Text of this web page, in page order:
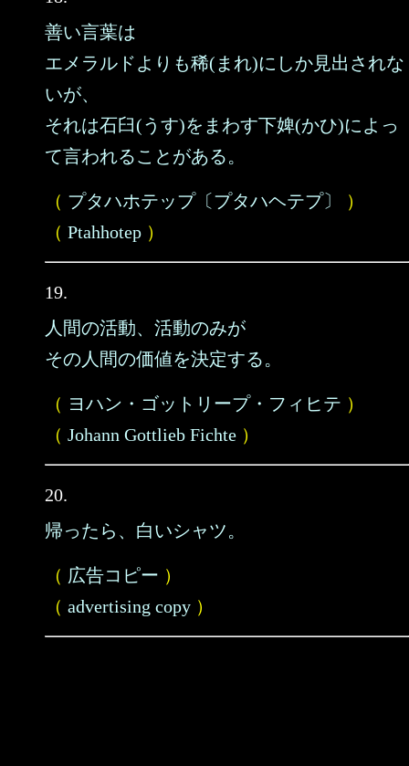
善い言葉は
エメラルドよりも稀(まれ)にしか見出されな
いが、
それは石臼(うす)をまわす下婢(かひ)によっ
て言われることがある。
（ プタハホテップ〔プタハヘテプ〕
）
（ Ptahhotep ）
19.
人間の活動、活動のみが
その人間の価値を決定する。
（ ヨハン・ゴットリープ・フィヒテ ）
（ Johann Gottlieb Fichte ）
20.
帰ったら、白いシャツ。
（ 広告コピー ）
（ advertising copy ）